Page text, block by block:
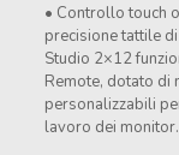
• Controllo touch
precisione tattile
Studio 2×12
Remote, dotato di
personalizzabili
lavoro dei monitor.